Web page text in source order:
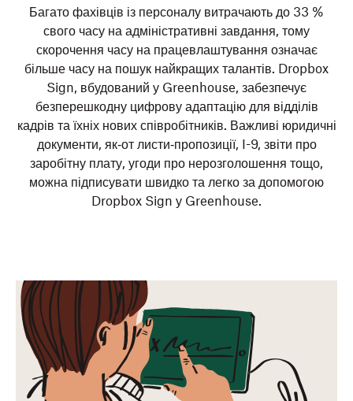
Багато фахівців із персоналу витрачають до 33 %
свого часу на адміністративні завдання, тому
скорочення часу на працевлаштування означає
більше часу на пошук найкращих талантів. Dropbox
Sign, вбудований у Greenhouse, забезпечує
безперешкодну цифрову адаптацію для відділів
кадрів та їхніх нових співробітників. Важливі юридичні
документи, як‑от листи‑пропозиції, I-9, звіти про
заробітну плату, угоди про нерозголошення тощо,
можна підписувати швидко та легко за допомогою
Dropbox Sign у Greenhouse.